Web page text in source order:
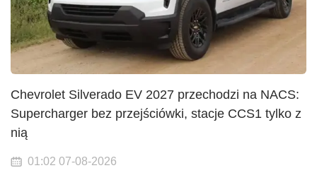
Chevrolet Silverado EV 2027 przechodzi na NACS:
Supercharger bez przejściówki, stacje CCS1 tylko z
nią
01:02 07-08-2026